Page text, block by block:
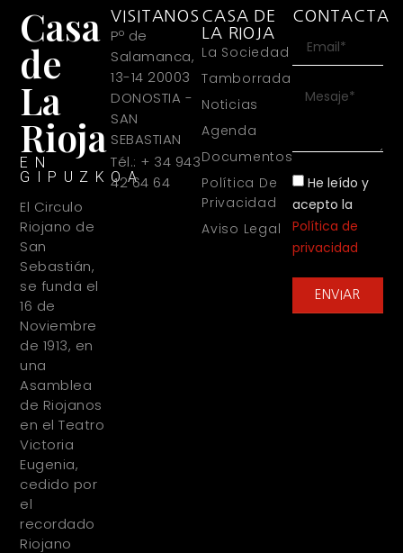
Casa
de
La
Rioja
EN
GIPUZKOA
El Circulo
Riojano de
San
Sebastián,
se funda el
16 de
Noviembre
de 1913, en
una
Asamblea
de Riojanos
en el Teatro
Victoria
Eugenia,
cedido por
el
recordado
Riojano
VISITANOS
Pº de
Salamanca,
13-14 20003
DONOSTIA -
SAN
SEBASTIAN
Tél.: + 34 943
42 64 64
CASA DE
LA RIOJA
La Sociedad
Tamborrada
Noticias
Agenda
Documentos
Política De
Privacidad
Aviso Legal
CONTACTA
He leído y
acepto la
Política de
privacidad
ENVIAR